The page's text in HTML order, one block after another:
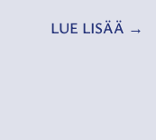
LUE LISÄÄ